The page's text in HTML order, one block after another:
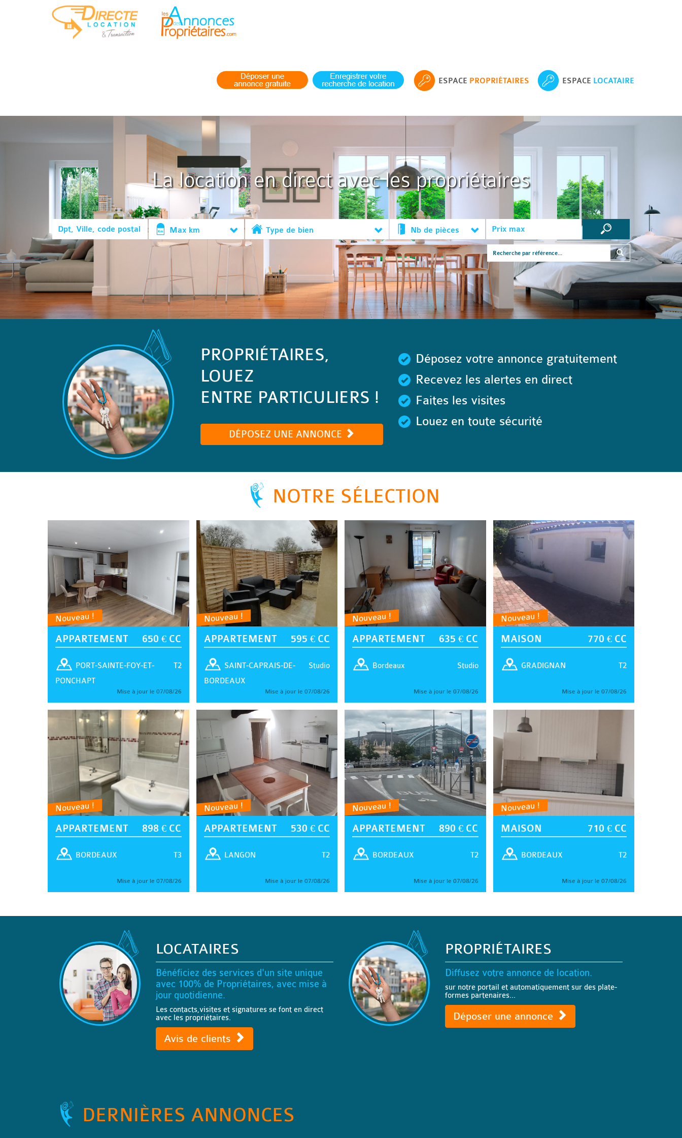
ESPACE PROPRIÉTAIRES ESPACE LOCATAIRE
La location en direct avec les propriétaires
Max km Type de bien Nb de pièces
PROPRIÉTAIRES,
LOUEZ
ENTRE PARTICULIERS !
DÉPOSEZ UNE ANNONCE
Déposez votre annonce gratuitement
Recevez les alertes en direct
Faites les visites
Louez en toute sécurité
NOTRE SÉLECTION
Nouveau !
APPARTEMENT 650 € CC
T2
PORT-SAINTE-FOY-ET-
PONCHAPT
Mise à jour le 07/08/26
Nouveau !
APPARTEMENT 595 € CC
Studio
SAINT-CAPRAIS-DE-
BORDEAUX
Mise à jour le 07/08/26
Nouveau !
APPARTEMENT 635 € CC
Studio
Bordeaux
Mise à jour le 07/08/26
Nouveau !
MAISON 770 € CC
T2
GRADIGNAN
Mise à jour le 07/08/26
Nouveau !
APPARTEMENT 898 € CC
T3
BORDEAUX
Mise à jour le 07/08/26
Nouveau !
APPARTEMENT 530 € CC
T2
LANGON
Mise à jour le 07/08/26
Nouveau !
APPARTEMENT 890 € CC
T2
BORDEAUX
Mise à jour le 07/08/26
Nouveau !
MAISON 710 € CC
T2
BORDEAUX
Mise à jour le 07/08/26
LOCATAIRES
Bénéficiez des services d'un site unique
avec 100% de Propriétaires, avec mise à
jour quotidienne.
Les contacts,visites et signatures se font en direct
avec les propriétaires.
Avis de clients
PROPRIÉTAIRES
Diffusez votre annonce de location.
sur notre portail et automatiquement sur des plate-
formes partenaires...
Déposer une annonce
DERNIÈRES ANNONCES